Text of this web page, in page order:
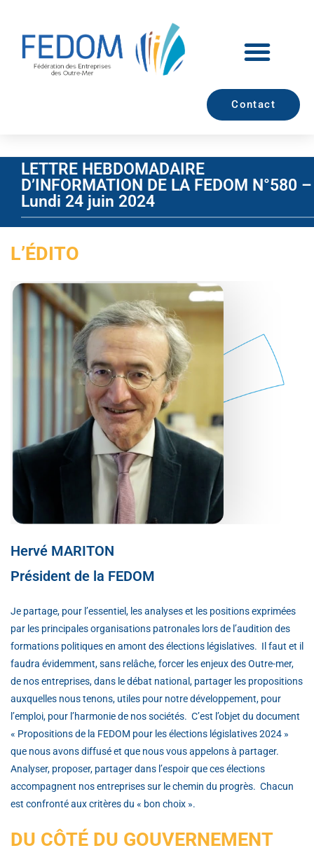
Contact
LETTRE HEBDOMADAIRE
D’INFORMATION DE LA FEDOM N°580 –
Lundi 24 juin 2024
L’ÉDITO
Hervé MARITON
Président de la FEDOM
Je partage, pour l’essentiel, les analyses et les positions exprimées
par les principales organisations patronales lors de l’audition des
formations politiques en amont des élections législatives. Il faut et il
faudra évidemment, sans relâche, forcer les enjeux des Outre-mer,
de nos entreprises, dans le débat national, partager les propositions
auxquelles nous tenons, utiles pour notre développement, pour
l’emploi, pour l’harmonie de nos sociétés. C’est l’objet du document
« Propositions de la FEDOM pour les élections législatives 2024 »
que nous avons diffusé et que nous vous appelons à partager.
Analyser, proposer, partager dans l’espoir que ces élections
accompagnent nos entreprises sur le chemin du progrès. Chacun
est confronté aux critères du « bon choix ».
DU CÔTÉ DU GOUVERNEMENT